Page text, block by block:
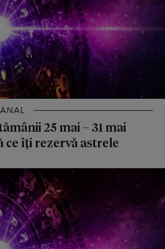
25 mai – 31 mai
ce îți rezervă astrele